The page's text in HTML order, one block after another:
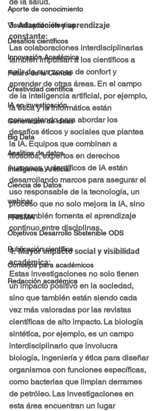
Aporte de conocimiento
Visualización efectiva
Desafíos científicos
Innovación Académica
Futuro de la Ciencia
Creatividad científica
IA en investigación
Generación de ideas
Big Data
Analitica de datos
Inteligencia Artificial
Ciencia de Datos
webinar
PRISMA
Objetivos Desarrollo Sostenible ODS
Publicación científica
Consejos para académicos
Redacción académica
3. Adaptación y aprendizaje
constante:
Las colaboraciones interdisciplinarias
también impulsan a los científicos a
salir de sus zonas de confort y
aprender de otras áreas. En el campo
de la inteligencia artificial, por ejemplo,
la ética y la informática están
convergiendo para abordar los
desafíos éticos y sociales que plantea
la IA. Equipos que combinan a
filósofos, expertos en derechos
humanos y científicos de IA están
desarrollando marcos para asegurar el
uso responsable de la tecnología, un
proceso que no solo mejora la IA, sino
que también fomenta el aprendizaje
continuo entre disciplinas.
4. Mayor impacto social y visibilidad
académica:
Estas investigaciones no solo tienen
un impacto positivo en la sociedad,
sino que también están siendo cada
vez más valoradas por las revistas
científicas de alto impacto. La biología
sintética, por ejemplo, es un campo
interdisciplinario que involucra
biología, ingeniería y ética para diseñar
organismos con funciones específicas,
como bacterias que limpian derrames
de petróleo. Las investigaciones en
esta área encuentran un lugar